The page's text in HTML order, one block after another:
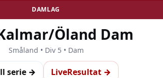
DAMLAG
Öland Dam
Småland • Div 5 • Dam
serie → LiveResultat →